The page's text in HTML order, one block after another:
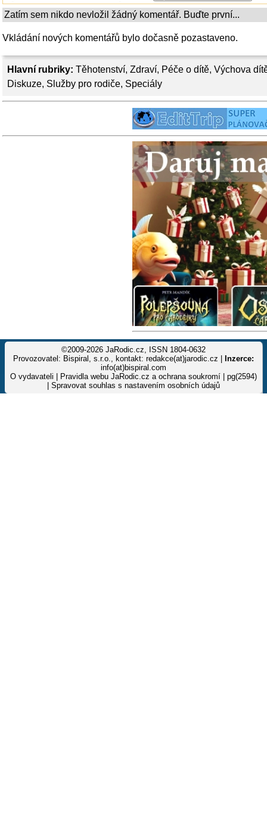
Hlavní rubriky: Těhotenství, Zdraví, Péče o dítě, Výchova
Diskuze, Služby pro rodiče, Speciály
Zatím sem nikdo nevložil žádný komentář. Buďte první...
Vkládání nových komentářů bylo dočasně pozastaveno.
©2009-2026 JaRodic.cz, ISSN 1804-0632
Provozovatel: Bispiral, s.r.o., kontakt: redakce(at)jarodic.cz |
Inzerce:
info(at)bispiral.com
O vydavateli
Pravidla webu JaRodic.cz a ochrana soukromí | pg(2594)
Spravovat souhlas s nastavením osobních údajů